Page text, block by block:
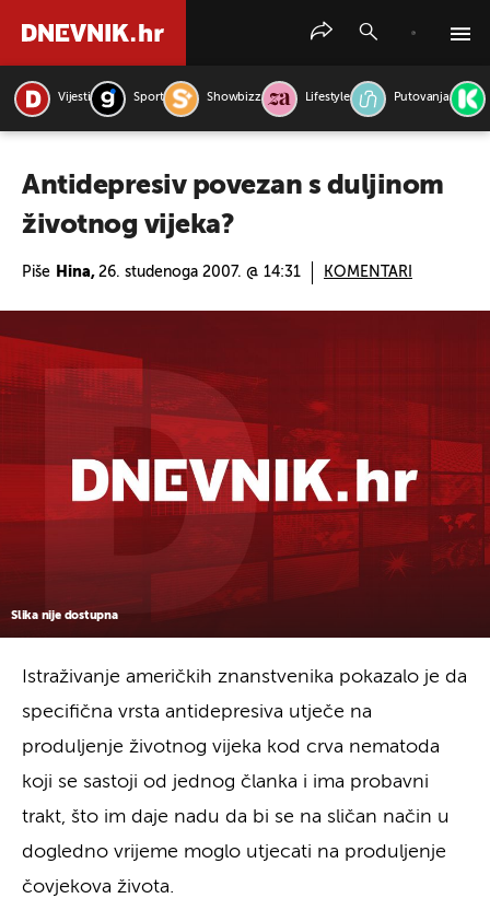
Vijesti Sport Showbizz Lifestyle Putovanja
Antidepresiv povezan s duljinom
životnog vijeka?
Piše Hina, 26. studenoga 2007. @ 14:31 KOMENTARI
Slika nije dostupna
Istraživanje američkih znanstvenika pokazalo je da
specifična vrsta antidepresiva utječe na
produljenje životnog vijeka kod crva nematoda
koji se sastoji od jednog članka i ima probavni
trakt, što im daje nadu da bi se na sličan način u
dogledno vrijeme moglo utjecati na produljenje
čovjekova života.
PRETRAŽITE VIJESTI